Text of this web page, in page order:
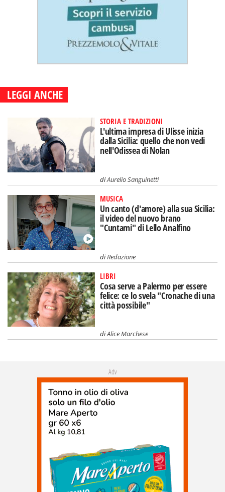
LEGGI ANCHE
STORIA E TRADIZIONI
L'ultima impresa di Ulisse inizia
dalla Sicilia: quello che non vedi
nell'Odissea di Nolan
diAurelio Sanguinetti
MUSICA
Un canto (d'amore) alla sua Sicilia:
il video del nuovo brano
"Cuntami" di Lello Analfino
diRedazione
LIBRI
Cosa serve a Palermo per essere
felice: ce lo svela "Cronache di una
città possibile"
diAlice Marchese
Adv